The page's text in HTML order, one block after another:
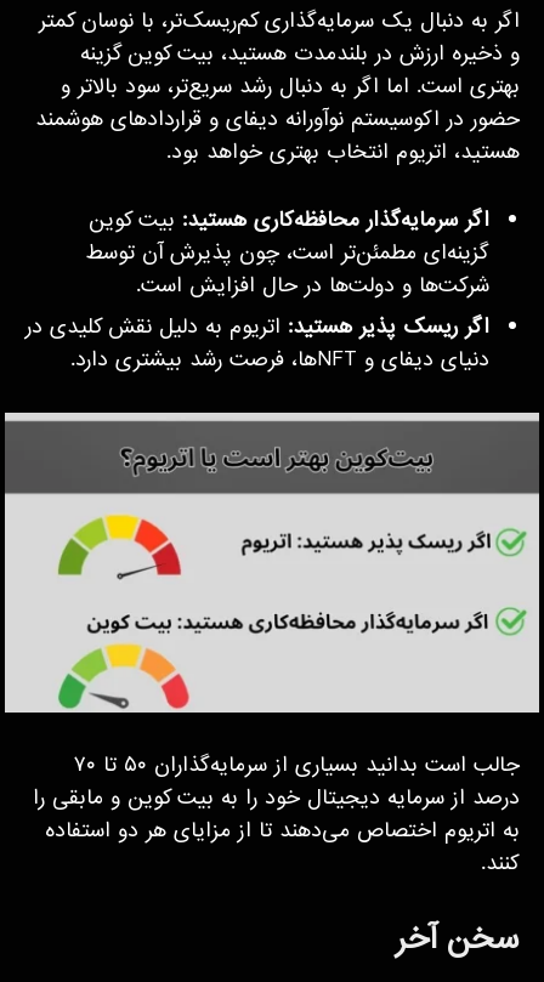
اگر به دنبال یک سرمایه‌گذاری کم‌ریسک‌تر، با نوسان کمتر
و ذخیره ارزش در بلندمدت هستید، بیت کوین گزینه
بهتری است. اما اگر به دنبال رشد سریع‌تر، سود بالاتر و
حضور در اکوسیستم نوآورانه دیفای و قراردادهای هوشمند
هستید، اتریوم انتخاب بهتری خواهد بود.
اگر سرمایه‌گذار محافظه‌کاری هستید: بیت کوین
گزینه‌ای مطمئن‌تر است، چون پذیرش آن توسط
شرکت‌ها و دولت‌ها در حال افزایش است.
اگر ریسک پذیر هستید: اتریوم به دلیل نقش کلیدی در
دنیای دیفای و NFTها، فرصت رشد بیشتری دارد.
جالب است بدانید بسیاری از سرمایه‌گذاران ۵۰ تا ۷۰
درصد از سرمایه دیجیتال خود را به بیت کوین و مابقی را
به اتریوم اختصاص می‌دهند تا از مزایای هر دو استفاده
کنند.
سخن آخر